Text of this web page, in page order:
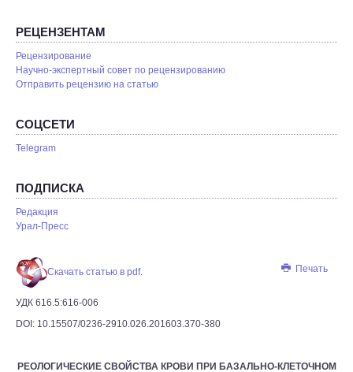
РЕЦЕНЗЕНТАМ
Рецензирование
Научно-экспертный совет по рецензированию
Отправить рецензию на статью
СОЦСЕТИ
Telegram
ПОДПИСКА
Редакция
Урал-Пресс
Печать
Скачать статью в pdf.
УДК 616.5:616-006
DOI: 10.15507/0236-2910.026.201603.370-380
РЕОЛОГИЧЕСКИЕ СВОЙСТВА КРОВИ ПРИ БАЗАЛЬНО-КЛЕТОЧНОМ